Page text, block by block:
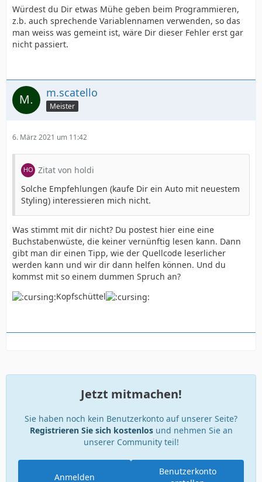
Würdest du Dir etwas Mühe geben beim Programmieren,
z.b. auch sprechende Variablennamen verwenden, so das
man weiss was gemeint ist, wäre Dir dieser Fehler erst gar
nicht passiert.
m.scatello
Meister
6. März 2021 um 11:42
Zitat von holdi
Solche Empfehlungen (kaufe Dir ein Auto mit neuestem
Styling) interessieren mich nicht.
Was stimmt mit dir nicht? Du postest hier eine eine
Buchstabenwüste, die keiner vernünftig lesen kann. Dann
gibt man dir einen Tipp, wie der Quellcode leserlicher
werden kann und wir dir dann helfen können. Und du
kommst mit so einem dummen Spruch an?
Kopfschüttel
Jetzt mitmachen!
Sie haben noch kein Benutzerkonto auf unserer Seite?
Registrieren Sie sich kostenlosund nehmen Sie an
unserer Community teil!
Benutzerkonto
Anmelden